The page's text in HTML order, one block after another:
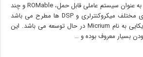
سیستم عامل بلادرنگ µC به عنوان سیستم عاملی قابل حمل، ROMable و چند
وظیفه ای برای پلتفرم های مختلف میکروکنترلری و DSP ها مطرح می باشد
که توسط یک شرکت آمریکایی به نام Micrium در حال توسعه می باشد. این
بسیار معروف بوده و …